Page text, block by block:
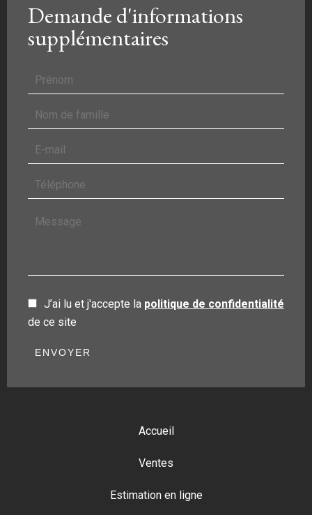
Demande d'informations
supplémentaires
J’ai lu et j'accepte la politique de confidentialité
de ce site
ENVOYER
Accueil
Ventes
Estimation en ligne